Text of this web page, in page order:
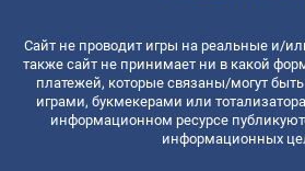
Сайт не проводит игры на реальные и/
также сайт не принимает ни в какой
платежей, которые связаны/могут
играми, букмекерами или
информационном ресурсе
информационных